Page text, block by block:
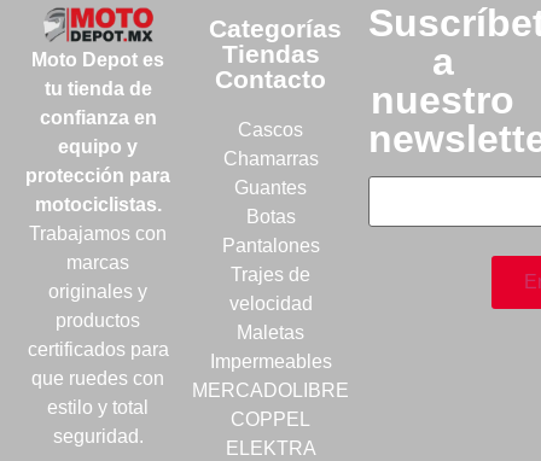
Moto Depot es
tu tienda de
confianza en
equipo y
protección para
motociclistas.
Trabajamos con
marcas
originales y
productos
certificados para
que ruedes con
estilo y total
seguridad.
Categorías
Tiendas
Contacto
Cascos
Chamarras
Guantes
Botas
Pantalones
Trajes de
velocidad
Maletas
Impermeables
MERCADOLIBRE
COPPEL
ELEKTRA
a
nuestro